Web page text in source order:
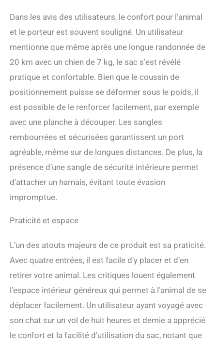
sac à dos pour chien est
fabriqué en tissu oxford
300D imperméable de haute
qualité, résistant aux
rayures des animaux de
compagnie. Top avec barre
robuste et cadre fixé sur les
deux côtés pour stabiliser la
structure. Il est également
livré avec une laisse de
sécurité qui peut être
attachée au collier pour
empêcher les animaux de
compagnie de s'échapper.
Multiples Utilisations: Vous
pouvez utiliser sac à dos
chat pour emmener votre
à dos pour transporter
votre ami sur votre dos lors
de promenades ou de
voyages. C'est un kit idéal
pour les propriétaires
d'animaux de petite ou
moyenne taille, tels que les
chats, les chiens et les
lapins. Conception
Amortissante et
Dans les avis des utilisateurs, le confort pour l’animal
et le porteur est souvent souligné. Un utilisateur
mentionne que même après une longue randonnée de
20 km avec un chien de 7 kg, le sac s’est révélé
pratique et confortable. Bien que le coussin de
positionnement puisse se déformer sous le poids, il
est possible de le renforcer facilement, par exemple
avec une planche à découper. Les sangles
rembourrées et sécurisées garantissent un port
agréable, même sur de longues distances. De plus, la
présence d’une sangle de sécurité intérieure permet
d’attacher un harnais, évitant toute évasion
impromptue.
Praticité et espace
L’un des atouts majeurs de ce produit est sa praticité.
Avec quatre entrées, il est facile d’y placer et d’en
retirer votre animal. Les critiques louent également
l’espace intérieur généreux qui permet à l’animal de se
déplacer facilement. Un utilisateur ayant voyagé avec
son chat sur un vol de huit heures et demie a apprécié
le confort et la facilité d’utilisation du sac, notant que